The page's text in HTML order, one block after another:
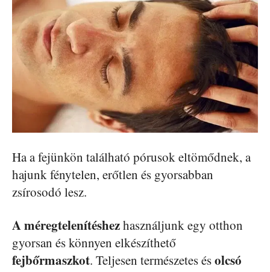
Ha a fejünkön található pórusok eltömődnek, a
hajunk fénytelen, erőtlen és gyorsabban
zsírosodó lesz.
A méregtelenítéshezhasználjunk egy otthon
gyorsan és könnyen elkészíthető
fejbőrmaszkot. Teljesen természetes ésolcsó